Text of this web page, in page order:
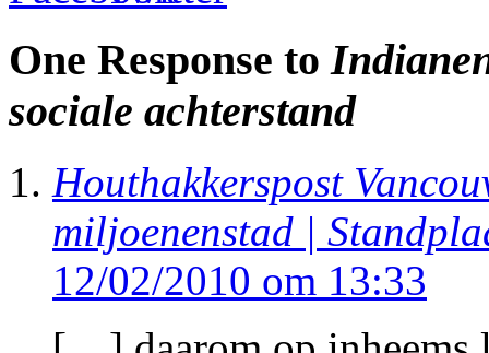
One Response to
sociale achterstand
Houthakkerspost
miljoenenstad |
12/02/2010 om 13:33